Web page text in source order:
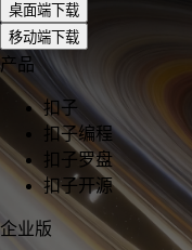
桌面端下载
移动端下载
产品
扣子
扣子编程
扣子罗盘
扣子开源
企业版